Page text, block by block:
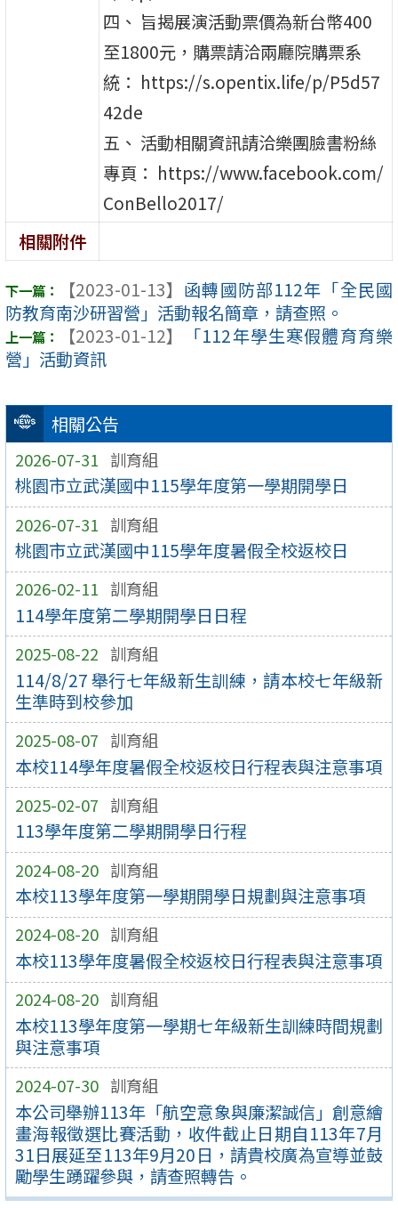
相關公告
2026-07-31 訓育組
桃園市立武漢國中115學年度第一學期開學日
2026-07-31 訓育組
桃園市立武漢國中115學年度暑假全校返校日
2026-02-11 訓育組
114學年度第二學期開學日日程
2025-08-22 訓育組
114/8/27 舉行七年級新生訓練，請本校七年級新
生準時到校參加
2025-08-07 訓育組
本校114學年度暑假全校返校日行程表與注意事項
2025-02-07 訓育組
113學年度第二學期開學日行程
2024-08-20 訓育組
本校113學年度第一學期開學日規劃與注意事項
2024-08-20 訓育組
本校113學年度暑假全校返校日行程表與注意事項
2024-08-20 訓育組
本校113學年度第一學期七年級新生訓練時間規劃
與注意事項
2024-07-30 訓育組
本公司舉辦113年「航空意象與廉潔誠信」創意繪
畫海報徵選比賽活動，收件截止日期自113年7月
31日展延至113年9月20日，請貴校廣為宣導並鼓
勵學生踴躍參與，請查照轉告。
四、 旨揭展演活動票價為新台幣400
至1800元，購票請洽兩廳院購票系
統： https://s.opentix.life/p/P5d57
42de
五、 活動相關資訊請洽樂團臉書粉絲
專頁： https://www.facebook.com/
ConBello2017/
相關附件
【2023-01-13】 函轉國防部112年「全民國
防教育南沙研習營」活動報名簡章，請查照。
【2023-01-12】
「112年學生寒假體育育樂
營」活動資訊